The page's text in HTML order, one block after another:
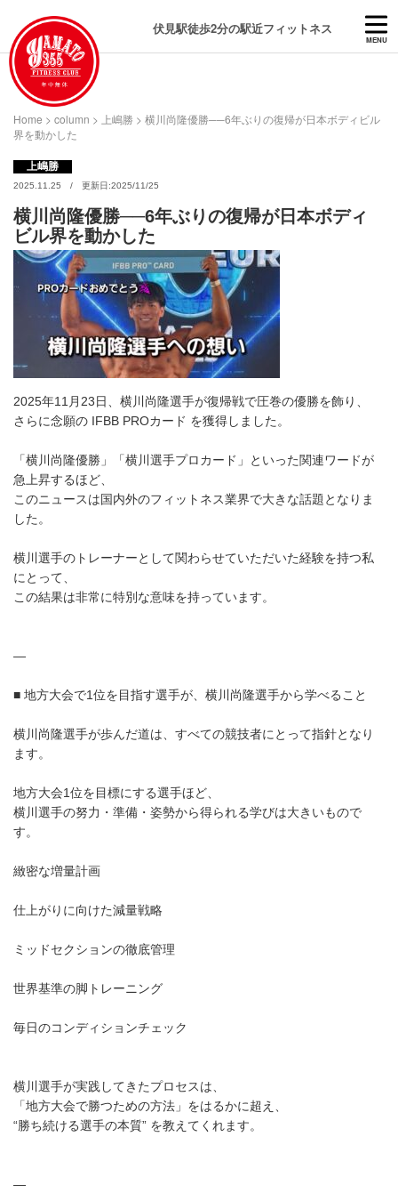
伏見駅徒歩2分の駅近フィットネス
MENU
Home > column > 上嶋勝 > 横川尚隆優勝──6年ぶりの復帰が日本ボディビル
界を動かした
上嶋勝
2025.11.25 / 更新日:2025/11/25
横川尚隆優勝──6年ぶりの復帰が日本ボディ
ビル界を動かした
2025年11月23日、横川尚隆選手が復帰戦で圧巻の優勝を飾り、
さらに念願の IFBB PROカード を獲得しました。
「横川尚隆優勝」「横川選手プロカード」といった関連ワードが
急上昇するほど、
このニュースは国内外のフィットネス業界で大きな話題となりま
した。
横川選手のトレーナーとして関わらせていただいた経験を持つ私
にとって、
この結果は非常に特別な意味を持っています。
—
■ 地方大会で1位を目指す選手が、横川尚隆選手から学べること
横川尚隆選手が歩んだ道は、すべての競技者にとって指針となり
ます。
地方大会1位を目標にする選手ほど、
横川選手の努力・準備・姿勢から得られる学びは大きいもので
す。
緻密な増量計画
仕上がりに向けた減量戦略
ミッドセクションの徹底管理
世界基準の脚トレーニング
毎日のコンディションチェック
横川選手が実践してきたプロセスは、
「地方大会で勝つための方法」をはるかに超え、
“勝ち続ける選手の本質” を教えてくれます。
—